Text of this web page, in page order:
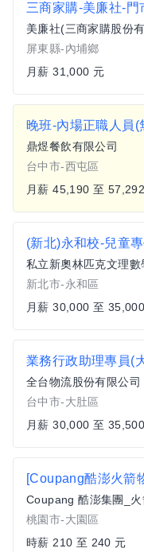
美廉社(三商家購股份
屏東縣-內埔鄉
月薪 31,000 元
晚班-內場正職人員
鼎煜餐飲有限公司
台中市-西屯區
月薪 45,190 至
(新北)永和校-兒童
私立新奧林匹克文理數
新北市-永和區
月薪 30,000 至
業務行政助理專員(
全台物流股份有限公司
台中市-大肚區
月薪 30,000 至
[Coupang酷澎火箭
Coupang 酷澎集團_
桃園市-大園區
時薪 210 至 240 元